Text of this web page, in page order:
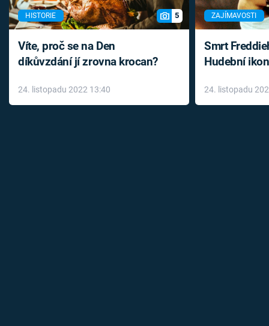
HISTORIE 5
Víte, proč se na Den
díkůvzdání jí zrovna krocan?
24. listopadu 2022 13:40
ZAJÍMAVOSTI
Smrt
Hudební
léky
24. listopadu